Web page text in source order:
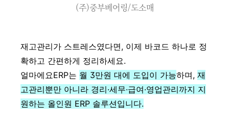
(주)중부베어링/도소매
재고관리가 스트레스였다면, 이제 바코드 하나로 정
확하고 간편하게 정리하세요.
얼마에요ERP는 월 3만원 대에 도입이 가능하며, 재
고관리뿐만 아니라 경리·세무·급여·영업관리까지 지
원하는 올인원 ERP 솔루션입니다.